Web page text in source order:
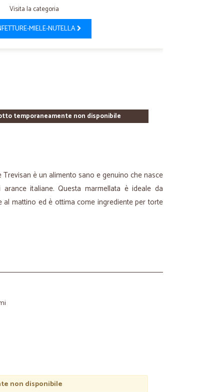
Visita la categoria
MIELE-NUTELLA
temporaneamente non disponibile
è un alimento sano e genuino che nasce
italiane. Questa marmellata è ideale da
al mattino ed è ottima come ingrediente per torte
non disponibile